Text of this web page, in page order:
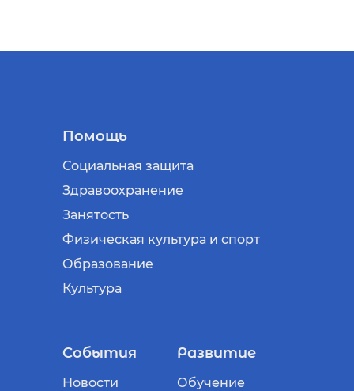
Помощь
Социальная защита
Здравоохранение
Занятость
Физическая культура и спорт
Образование
Культура
События
Новости
Развитие
Обучение